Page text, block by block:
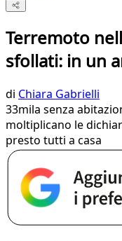
Terremoto
sfollati: in un
di Chiara Gabrielli
33mila senza
moltiplicano le
presto tutti a casa